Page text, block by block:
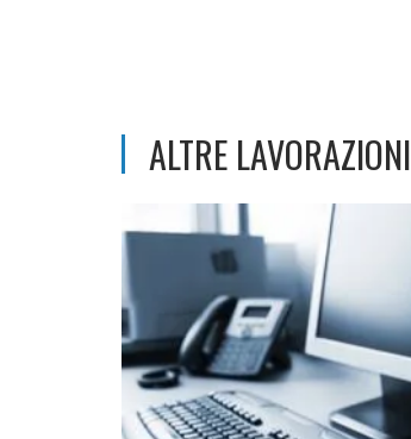
ALTRE LAVORAZIONI